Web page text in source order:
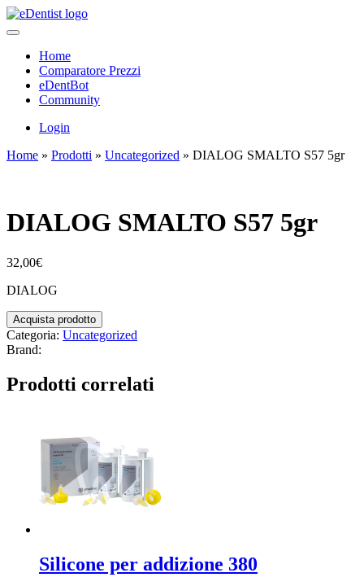
Home
Comparatore Prezzi
eDentBot
Community
Login
Home » Prodotti » Uncategorized » DIALOG SMALTO S57 5gr
DIALOG SMALTO S57 5gr
32,00€
DIALOG
Acquista prodotto
Categoria: Uncategorized
Brand:
Prodotti correlati
Silicone per addizione 380